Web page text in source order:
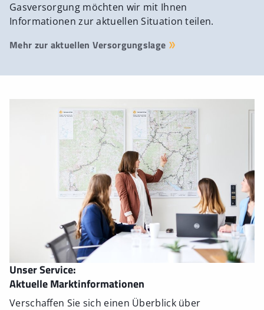
Gasversorgung möchten wir mit Ihnen
Informationen zur aktuellen Situation teilen.
Mehr zur aktuellen Versorgungslage
Unser Service:
Aktuelle Marktinformationen
Verschaffen Sie sich einen Überblick über